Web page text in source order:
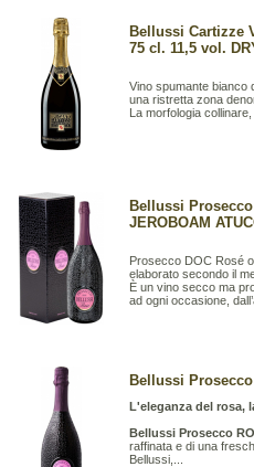
Bellussi Cartizze
75 cl. 11,5 vol.
Vino spumante bianco
una ristretta zona
La morfologia
Bellussi
JEROBOAM
Prosecco DOC Rosé
elaborato secondo il
È un vino secco ma
ad ogni occasione,
Bellussi
L'eleganza del rosa,
Bellussi Prosecco
raffinata e di una
Bellussi,...